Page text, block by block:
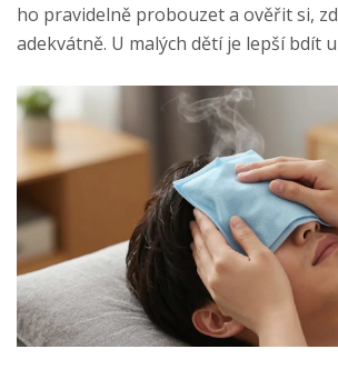
ho pravidelně probouzet a ověřit si,
adekvátně. U malých dětí je lepší bdít